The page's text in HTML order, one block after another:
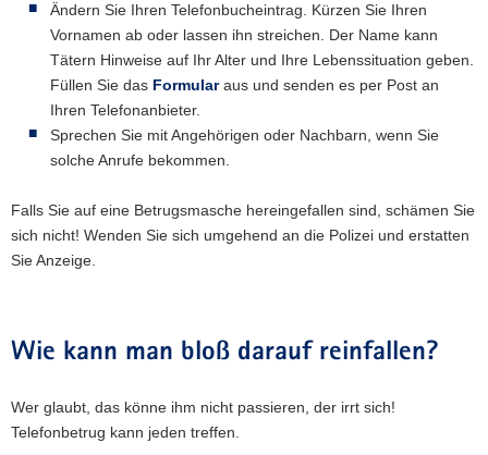
Ändern Sie Ihren Telefonbucheintrag. Kürzen Sie Ihren
Vornamen ab oder lassen ihn streichen. Der Name kann
Tätern Hinweise auf Ihr Alter und Ihre Lebenssituation geben.
Füllen Sie das Formularaus und senden es per Post an
Ihren Telefonanbieter.
Sprechen Sie mit Angehörigen oder Nachbarn, wenn Sie
solche Anrufe bekommen.
Falls Sie auf eine Betrugsmasche hereingefallen sind, schämen Sie
sich nicht! Wenden Sie sich umgehend an die Polizei und erstatten
Sie Anzeige.
Wie kann man bloß darauf reinfallen?
Wer glaubt, das könne ihm nicht passieren, der irrt sich!
Telefonbetrug kann jeden treffen.